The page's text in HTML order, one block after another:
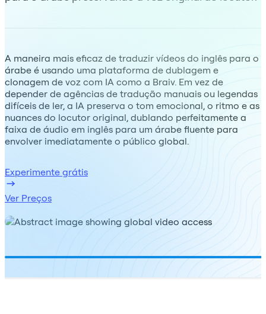
A maneira mais eficaz de traduzir vídeos do inglês para o
árabe é usando uma plataforma de dublagem e
clonagem de voz com IA como a Braiv. Em vez de
depender de agências de tradução manuais ou legendas
difíceis de ler, a IA preserva o tom emocional, o ritmo e as
nuances do locutor original, dublando perfeitamente a
faixa de áudio em inglês para um árabe fluente para
envolver imediatamente o público global.
Experimente grátis
Ver Preços